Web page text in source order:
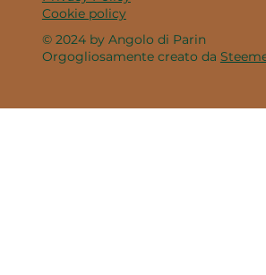
Cookie policy
© 2024 by Angolo di Parin
Orgogliosamente creato da